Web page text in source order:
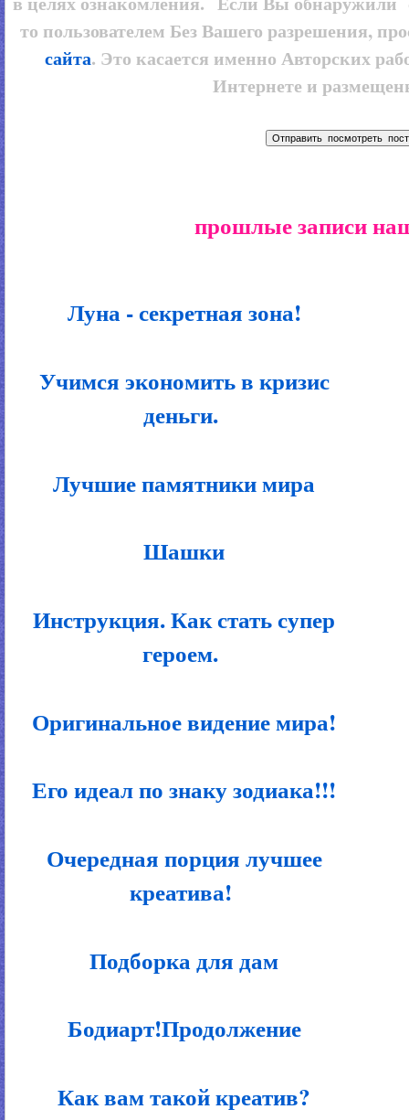
то пользователем Без Вашего разрешения,
сайта. Это касается именно Авторских
Интернете и
прошлые записи
Луна - секретная зона!
Учимся экономить в кризис
деньги.
Лучшие памятники мира
Шашки
Инструкция. Как стать супер
героем.
Оригинальное видение мира!
Его идеал по знаку зодиака!!!
Очередная порция лучшее
креатива!
Подборка для дам
Бодиарт!Продолжение
Как вам такой креатив?